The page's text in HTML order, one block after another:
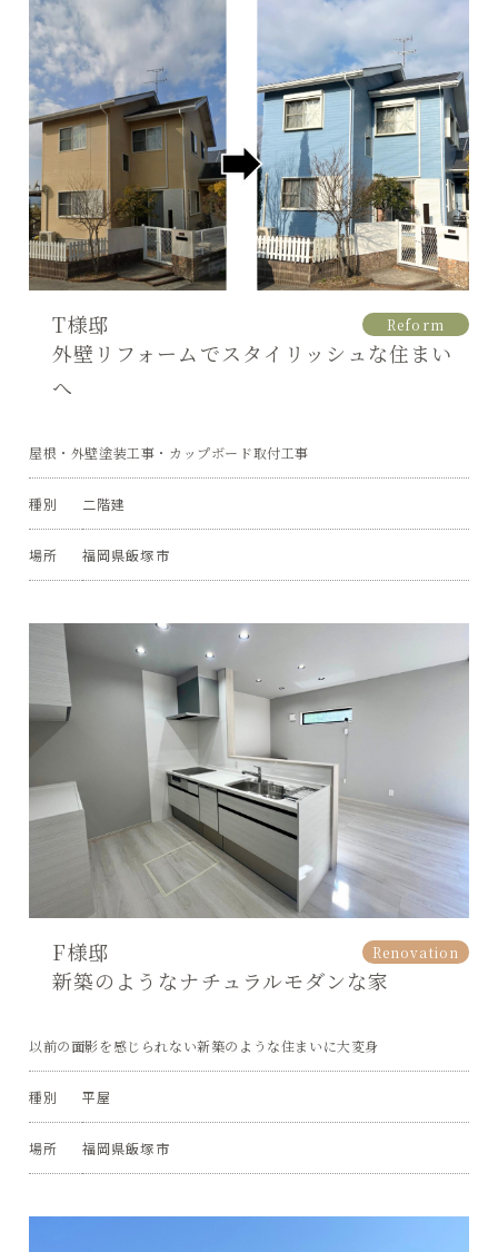
T様邸 Reform
外壁リフォームでスタイリッシュな住まい
へ
屋根・外壁塗装工事・カップボード取付工事
種別 二階建
場所 福岡県飯塚市
F様邸 Renovation
新築のようなナチュラルモダンな家
以前の面影を感じられない新築のような住まいに大変身
種別 平屋
場所 福岡県飯塚市